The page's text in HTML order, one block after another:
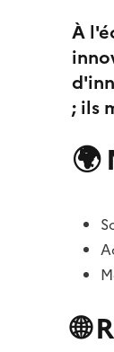
À
; ils
🌍
🌐